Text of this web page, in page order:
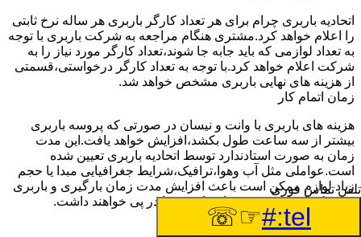
اتحادیه باربری چرام برای هر تعداد کارگر باربری هر ساله نرخ ثابتی
را اعلام خواهد کرد.مشتری هنگام مراجعه به شرکت باربری با توجه
به تعداد لوازمی که باید جابه جا شوند،تعداد کارگر مورد نیاز را به
شرکت اعلام خواهد کرد.با توجه به تعداد کارگر درخواستی،قسمتی
از هزینه های نهایی باربری مشخص خواهد شد.
زمان اتمام کار
هزینه های باربری با وانت و نیسان در صورتی که پروسه باربری
بیشتر از سه ساعت طول بکشد،افزایش خواهد یافت.این مدت
زمان به صورت استادندارد توسط اتحادیه باربری تعیین شده
است.عواملی مثل آب وهوا،ترافیک،شرایط جغرافیایی مبدا یا حجم
زیاد لوازم ممکن است باعث افزایش مدت زمان بارگیری و باربری
شوند که افزایش هزینه های باربری را در پی خواهند داشت.
تعداد طبقات ساختمان مبدا و مقصد
تلفن تماس فوری
tel:#
☞☏